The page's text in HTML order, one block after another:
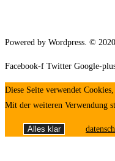
Powered by Wordpress. ©
Facebook-f Twitter Google-
Diese Seite verwendet
Mit der weiteren Verwendung
Alles klar